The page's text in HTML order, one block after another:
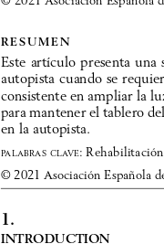
r e s u m e n
Este artículo presenta una
autopista cuando se
consistente en ampliar la
para mantener el tablero
en la autopista.
pal abras clave :
© 2021 Asociación Española
1.
introduction